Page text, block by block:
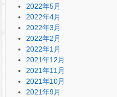
2022年5月
2022年4月
2022年3月
2022年2月
2022年1月
2021年12月
2021年11月
2021年10月
2021年9月